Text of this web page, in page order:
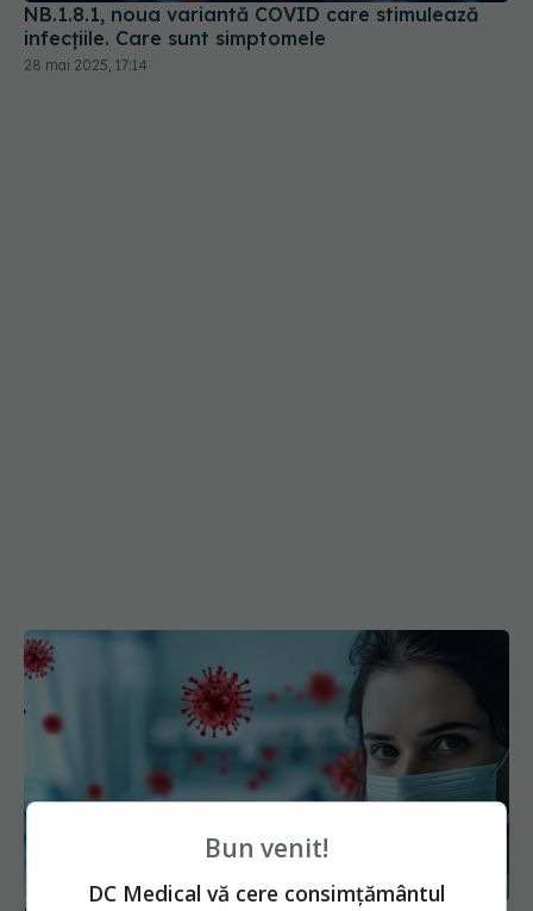
NB.1.8.1, noua variantă COVID care stimulează
infecțiile. Care sunt simptomele
28 mai 2025, 17:14
Bun venit!
DC Medical vă cere consimțământul